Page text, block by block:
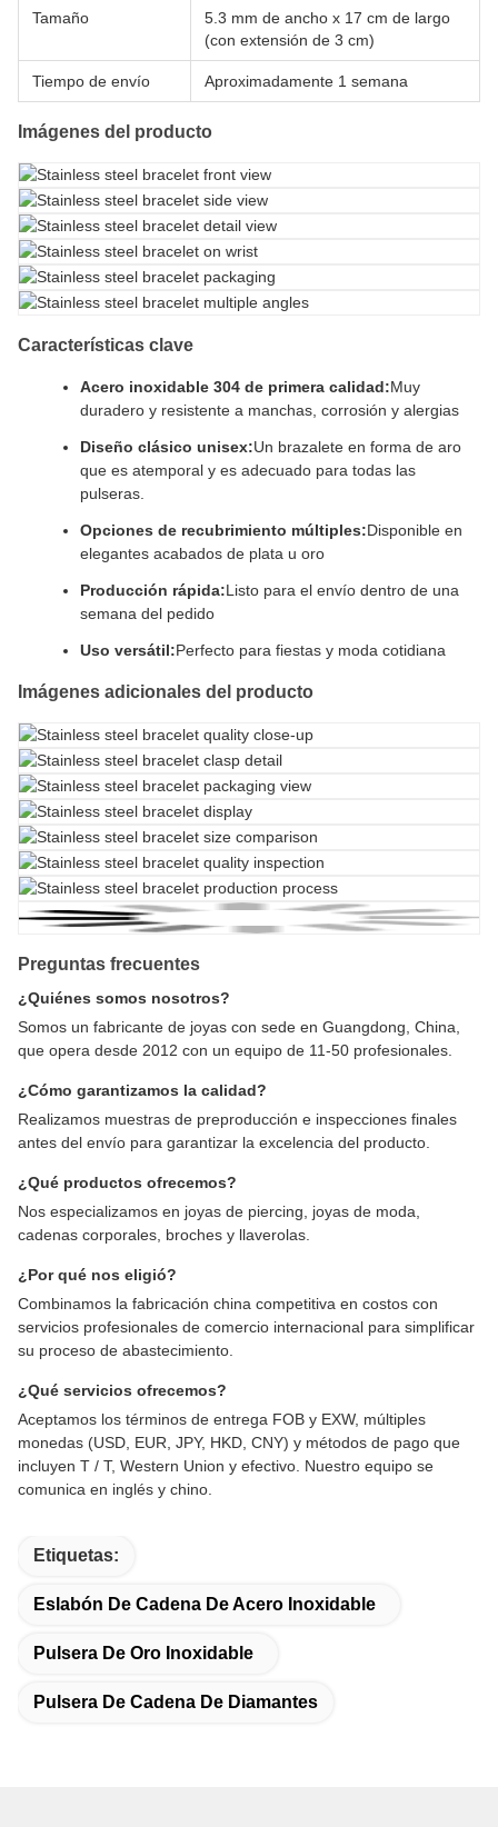
Tamaño
5.3 mm de ancho x 17 cm de largo
(con extensión de 3 cm)
Tiempo de envío Aproximadamente 1 semana
Imágenes del producto
Características clave
Acero inoxidable 304 de primera calidad:Muy
duradero y resistente a manchas, corrosión y alergias
Diseño clásico unisex:Un brazalete en forma de aro
que es atemporal y es adecuado para todas las
pulseras.
Opciones de recubrimiento múltiples:Disponible en
elegantes acabados de plata u oro
Producción rápida:Listo para el envío dentro de una
semana del pedido
Uso versátil:Perfecto para fiestas y moda cotidiana
Imágenes adicionales del producto
Preguntas frecuentes
¿Quiénes somos nosotros?
Somos un fabricante de joyas con sede en Guangdong, China,
que opera desde 2012 con un equipo de 11-50 profesionales.
¿Cómo garantizamos la calidad?
Realizamos muestras de preproducción e inspecciones finales
antes del envío para garantizar la excelencia del producto.
¿Qué productos ofrecemos?
Nos especializamos en joyas de piercing, joyas de moda,
cadenas corporales, broches y llaverolas.
¿Por qué nos eligió?
Combinamos la fabricación china competitiva en costos con
servicios profesionales de comercio internacional para simplificar
su proceso de abastecimiento.
¿Qué servicios ofrecemos?
Aceptamos los términos de entrega FOB y EXW, múltiples
monedas (USD, EUR, JPY, HKD, CNY) y métodos de pago que
incluyen T / T, Western Union y efectivo. Nuestro equipo se
comunica en inglés y chino.
Etiquetas:
Eslabón De Cadena De Acero Inoxidable
Pulsera De Oro Inoxidable
Pulsera De Cadena De Diamantes